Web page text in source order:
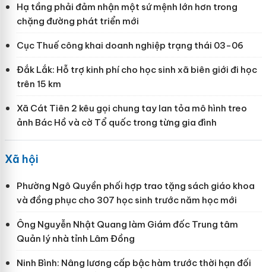
Hạ tầng phải đảm nhận một sứ mệnh lớn hơn trong
chặng đường phát triển mới
Cục Thuế công khai doanh nghiệp trạng thái 03-06
Đắk Lắk: Hỗ trợ kinh phí cho học sinh xã biên giới đi học
trên 15 km
Xã Cát Tiên 2 kêu gọi chung tay lan tỏa mô hình treo
ảnh Bác Hồ và cờ Tổ quốc trong từng gia đình
Xã hội
Phường Ngô Quyền phối hợp trao tặng sách giáo khoa
và đồng phục cho 307 học sinh trước năm học mới
Ông Nguyễn Nhật Quang làm Giám đốc Trung tâm
Quản lý nhà tỉnh Lâm Đồng
Ninh Bình: Nâng lương cấp bậc hàm trước thời hạn đối